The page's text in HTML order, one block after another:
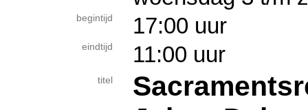
begintijd 17:00 uur
eindtijd 11:00 uur
titel